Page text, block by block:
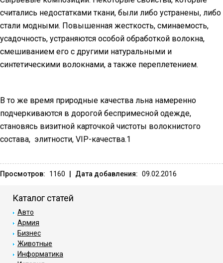
считались недостатками ткани, были либо устранены, либо
стали модными. Повышенная жесткость, сминаемость,
усадочность, устраняются особой обработкой волокна,
смешиванием его с другими натуральными и
синтетическими волокнами, а также переплетением.
В то же время природные качества льна намеренно
подчеркиваются в дорогой беспримесной одежде,
становясь визитной карточкой чистоты волокнистого
состава, элитности, VIP-качества.1
Просмотров: 1160 Дата добавления: 09.02.2016
Каталог статей
Авто
Армия
Бизнес
Животные
Информатика